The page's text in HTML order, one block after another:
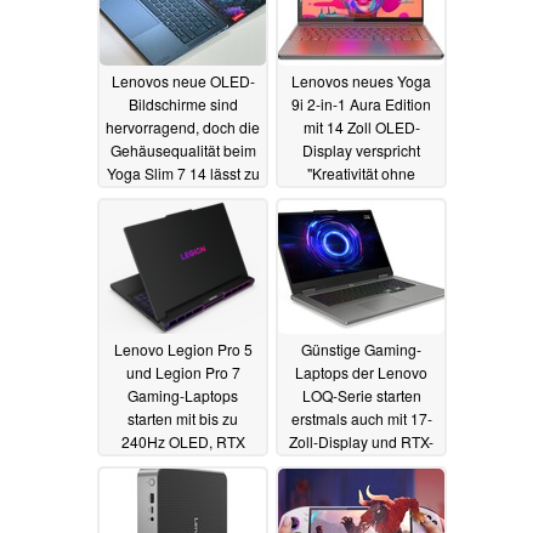
Lenovos neue OLED-
Bildschirme sind
hervorragend, doch die
Gehäusequalität beim
Yoga Slim 7 14 lässt zu
19.05.2025
Lenovos neues Yoga
9i 2-in-1 Aura Edition
mit 14 Zoll OLED-
Display verspricht
"Kreativität ohne
Lenovo Legion Pro 5
und Legion Pro 7
Gaming-Laptops
starten mit bis zu
240Hz OLED, RTX
5090, Core Ultra 9 und
250W Kühlleistung
Günstige Gaming-
Laptops der Lenovo
LOQ-Serie starten
erstmals auch mit 17-
Zoll-Display und RTX-
5000-GPUs07.01.2025